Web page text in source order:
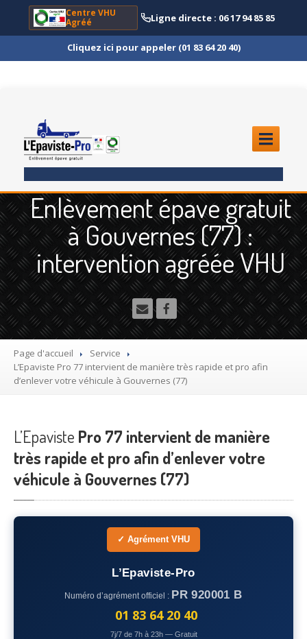
Centre VHU
Agréé
Ligne directe : 06 17 94 85 85
Cliquez ici pour appeler (01 83 64 20 40)
ENLÈVEMENTÉPAVE
Quoi ?
Scooteret Moto
Camion
et Poids Lourd
Utilitaire
Démolisseuragrée VHU gratuit
Mettreà la casse sa voiture
Recyclagevoiture usagée gratuit
Destructionde voiture agréé
EpavisteGratuit
Rachatvoiture accidentée
– Seine-et-Marne
– Yvelines
Enlèvement épave gratuit
à Gouvernes (77) :
intervention agréée VHU
Page d'accueil
Service
L’Epaviste Pro 77 intervient de manière très rapide et pro afin
d’enlever votre véhicule à Gouvernes (77)
L’Epaviste Pro 77 intervient de manière
très rapide et pro afin d’enlever votre
véhicule à Gouvernes (77)
✓ Agrément VHU
L’Epaviste-Pro
Numéro d’agrément officiel : PR 920001 B
01 83 64 20 40
7j/7 de 7h à 23h — Gratuit